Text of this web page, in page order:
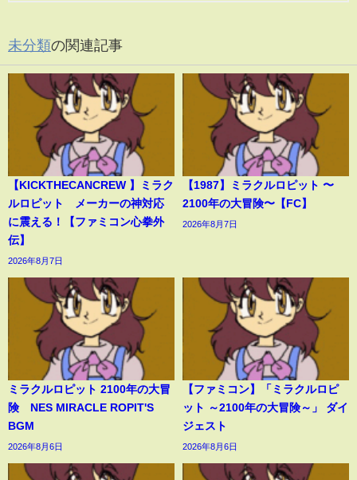
未分類の関連記事
【KICKTHECANCREW 】ミラク
ルロピット メーカーの神対応
に震える！【ファミコン心拳外
伝】
2026年8月7日
【1987】ミラクルロピット 〜
2100年の大冒険〜【FC】
2026年8月7日
ミラクルロピット 2100年の大冒
険 NES MIRACLE ROPIT'S
BGM
2026年8月6日
【ファミコン】「ミラクルロピ
ット ～2100年の大冒険～」 ダイ
ジェスト
2026年8月6日